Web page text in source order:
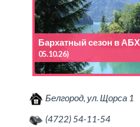
Бархатный сезон в
05.10.26)
Белгород, ул. Щорса 1
(4722) 54-11-54